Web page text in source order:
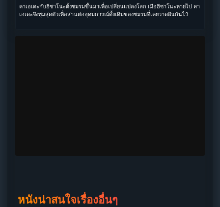
คาเอเดะกับฮิซาโนะตั้งชมรมขึ้นมาเพื่อเปลี่ยนแปลงโลก เมื่อฮิซาโนะหายไป คา
เอเดะจึงทุ่มสุดตัวเพื่อสานต่ออุดมการณ์ดั้งเดิมของชมรมที่เคยวาดฝันกันไว้
หนังน่าสนใจเรื่องอื่นๆ